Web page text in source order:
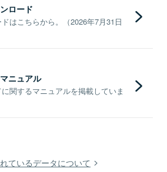
ロード
はこちらから。（2026年7月31日
ニュアル
関するマニュアルを掲載していま
ているデータについて